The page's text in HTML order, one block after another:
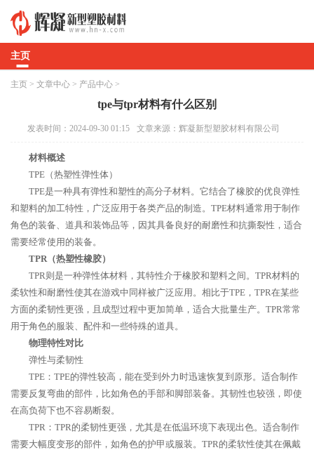
主页
主页 > 文章中心 > 产品中心 >
tpe与tpr材料有什么区别
发表时间：2024-09-30 01:15 文章来源：辉凝新型塑胶材料有限公司
材料概述
TPE（热塑性弹性体）
TPE是一种具有弹性和塑性的高分子材料。它结合了橡胶的优良弹性
和塑料的加工特性，广泛应用于各类产品的制造。TPE材料通常用于制作
角色的装备、道具和装饰品等，因其具备良好的耐磨性和抗撕裂性，适合
需要经常使用的装备。
TPR（热塑性橡胶）
TPR则是一种弹性体材料，其特性介于橡胶和塑料之间。TPR材料的
柔软性和耐磨性使其在游戏中同样被广泛应用。相比于TPE，TPR在某些
方面的柔韧性更强，且成型过程中更加简单，适合大批量生产。TPR常常
用于角色的服装、配件和一些特殊的道具。
物理特性对比
弹性与柔韧性
TPE：TPE的弹性较高，能在受到外力时迅速恢复到原形。适合制作
需要反复弯曲的部件，比如角色的手部和脚部装备。其韧性也较强，即使
在高负荷下也不容易断裂。
TPR：TPR的柔韧性更强，尤其是在低温环境下表现出色。适合制作
需要大幅度变形的部件，如角色的护甲或服装。TPR的柔软性使其在佩戴